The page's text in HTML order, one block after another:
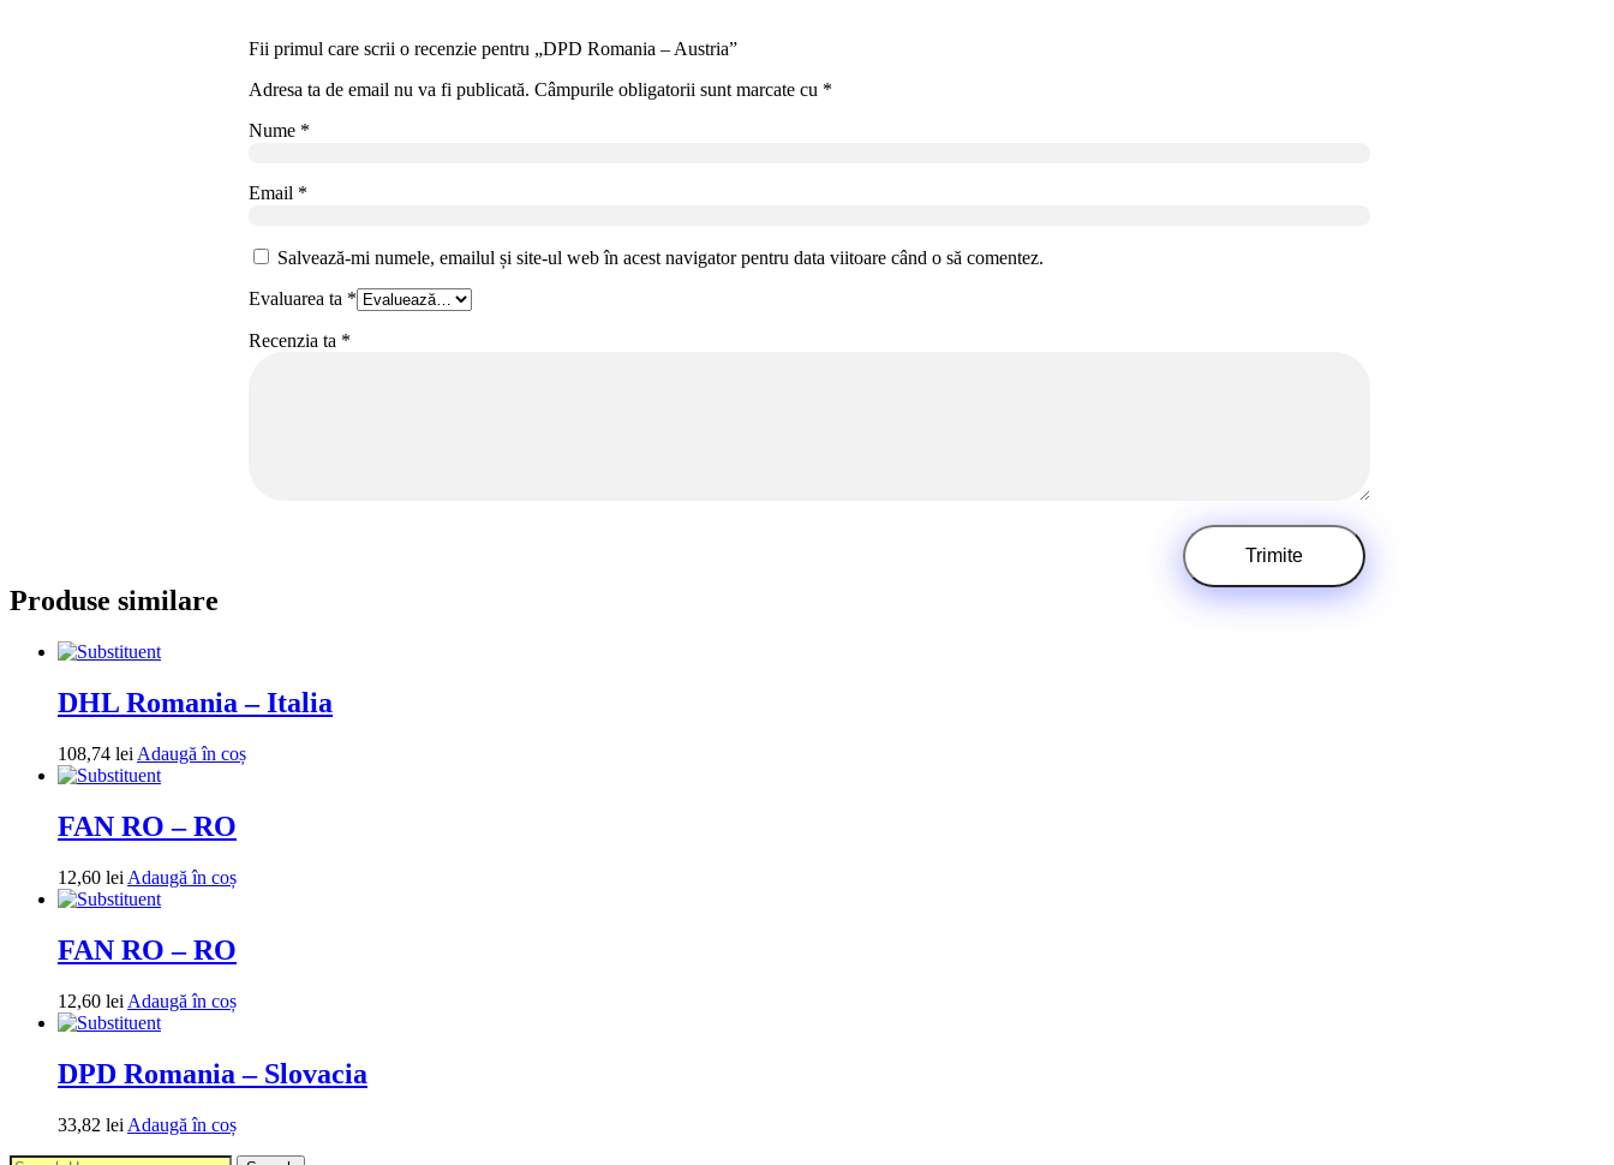
Fii primul care scrii o recenzie pentru „DPD Romania – Austria”
Adresa ta de email nu va fi publicată. Câmpurile obligatorii sunt marcate cu *
Nume *
Email *
Salvează-mi numele, emailul și site-ul web în acest navigator pentru data viitoare când o să comentez.
Evaluarea ta *
Recenzia ta *
Produse similare
DHL Romania – Italia
108,74 lei Adaugă în coș
FAN RO – RO
12,60 lei Adaugă în coș
FAN RO – RO
12,60 lei Adaugă în coș
DPD Romania – Slovacia
33,82 lei Adaugă în coș